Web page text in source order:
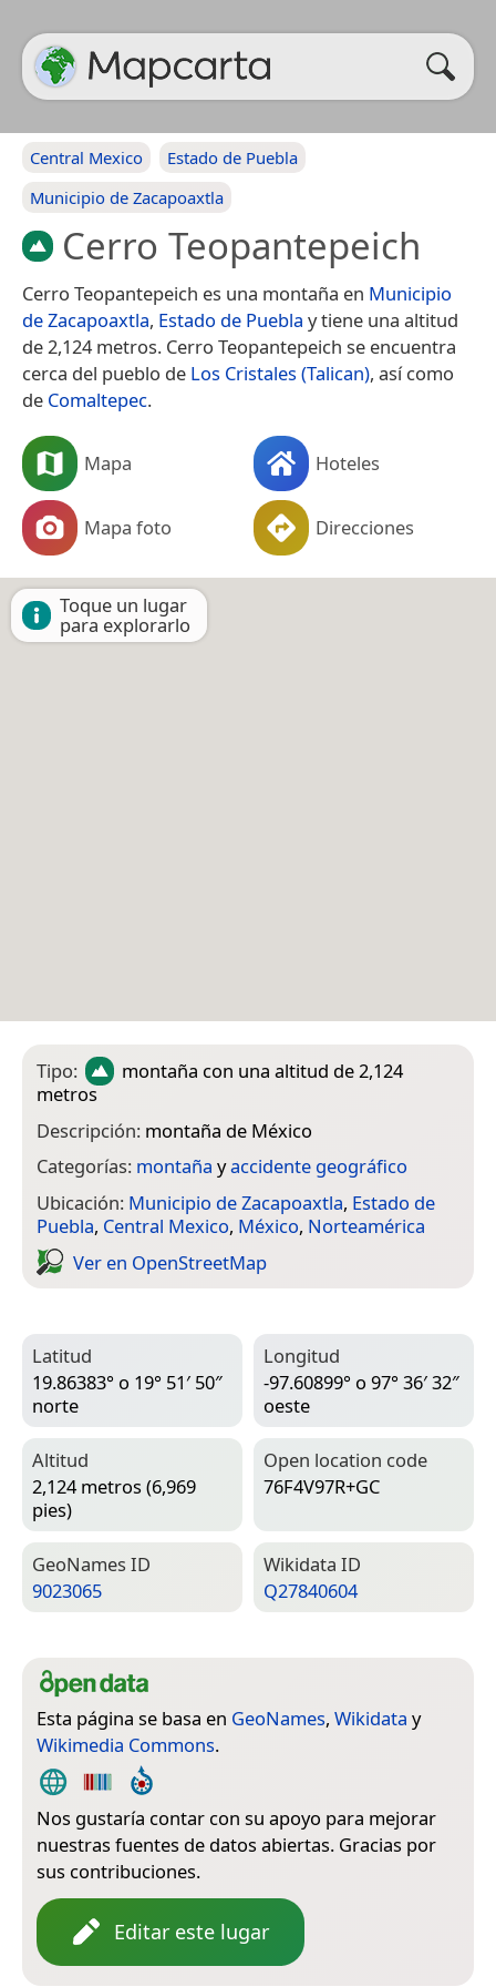
Central Mexico
Estado de Puebla
Municipio de Zacapoaxtla
Cerro Teopantepeich
Cerro Teopantepeich es una montaña en Municipio
de Zacapoaxtla, Estado de Puebla y tiene una altitud
de 2,124 metros. Cerro Teopantepeich se encuentra
cerca del pueblo de Los Cristales (Talican), así como
de Comaltepec.
Mapa Hoteles
Mapa foto Direcciones
Toque un lugar
para explorarlo
Tipo: montaña con una altitud de 2,124
metros
Descripción: montaña de México
Categorías: montaña yaccidente geográfico
Ubicación: Municipio de Zacapoaxtla, Estado de
Puebla, Central Mexico, México, Norteamérica
Ver en Open­Street­Map
Latitud
19.86383° o 19° 51′ 50″
norte
Longitud
-97.60899° o 97° 36′ 32″
oeste
Altitud
2,124 metros (6,969
pies)
Open location code
76F4V97R+GC
Geo­Names ID
9023065
Wiki­data ID
Q27840604
Esta página se basa en GeoNames, Wikidata y
Wikimedia Commons.
Nos gustaría contar con su apoyo para mejorar
nuestras fuentes de datos abiertas. Gracias por
sus contribuciones.
Editar este lugar